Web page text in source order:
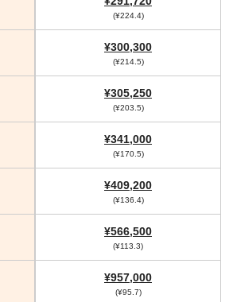
(¥224.4)
¥300,300
(¥214.5)
¥305,250
(¥203.5)
¥341,000
(¥170.5)
¥409,200
(¥136.4)
¥566,500
(¥113.3)
¥957,000
(¥95.7)